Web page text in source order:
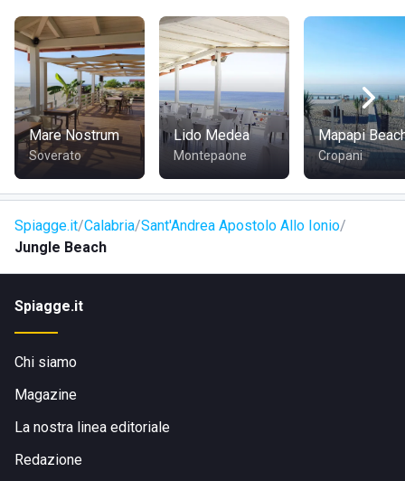
Sant'Andrea Apostolo dello Ionio, in provincia di
Catanzaro.
COME RAGGIUNGERE JUNGLE BEACH
Si può accedere allo stabilimento tramite il lungomare,
dunque si trova nelle vicinanze del centro abitato; è
facilmente raggiungibile a piedi, in bicicletta, in auto o con i
mezzi pubblici.
Mare Nostrum
Soverato
Lido Medea
Montepaone
Mapapi
Cropani
Spiagge.it Calabria Sant'Andrea Apostolo Allo Ionio
Jungle Beach
Spiagge.it
Chi siamo
Magazine
La nostra linea editoriale
Redazione